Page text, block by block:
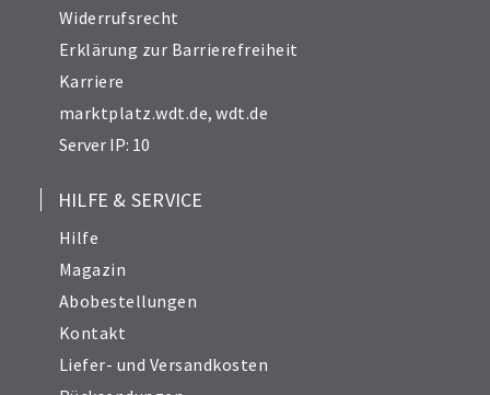
Widerrufsrecht
Erklärung zur Barrierefreiheit
Karriere
marktplatz.wdt.de,wdt.de
Server IP: 10
HILFE & SERVICE
Hilfe
Magazin
Abobestellungen
Kontakt
Liefer- und Versandkosten